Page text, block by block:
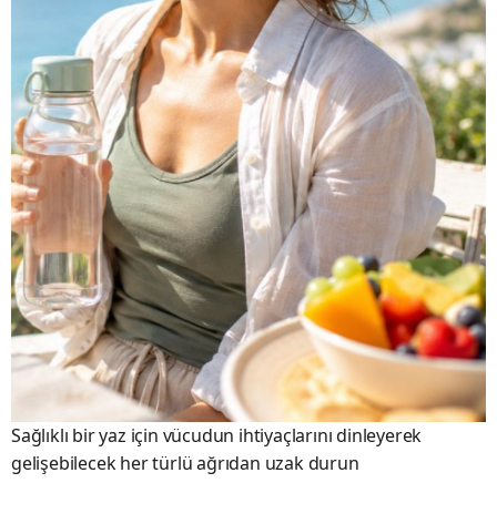
Sağlıklı bir yaz için vücudun ihtiyaçlarını dinleyerek
gelişebilecek her türlü ağrıdan uzak durun